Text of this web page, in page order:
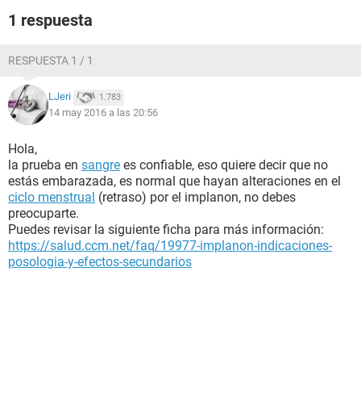
puedo estar tranquila q no es embarazo y que es hormonal ,
he subido algo peso
que me recomeindan que opinan
si me pueden ayudar graciasd
1 respuesta
RESPUESTA 1 / 1
LJeri 1.783
14 may 2016 a las 20:56
Hola,
la prueba en sangre es confiable, eso quiere decir que no
estás embarazada, es normal que hayan alteraciones en el
ciclo menstrual (retraso) por el implanon, no debes
preocuparte.
Puedes revisar la siguiente ficha para más información:
https://salud.ccm.net/faq/19977-implanon-indicaciones-
posologia-y-efectos-secundarios